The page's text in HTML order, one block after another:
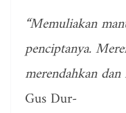
“Memuliakan
penciptanya.
merendahkan
Gus Dur-